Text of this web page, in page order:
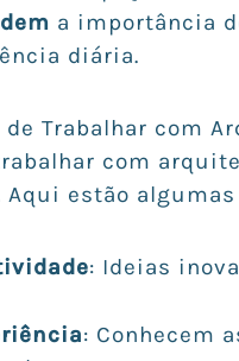
a importância
diária.
Trabalhar com
com
Aqui estão
: Ideias
: Conhecem